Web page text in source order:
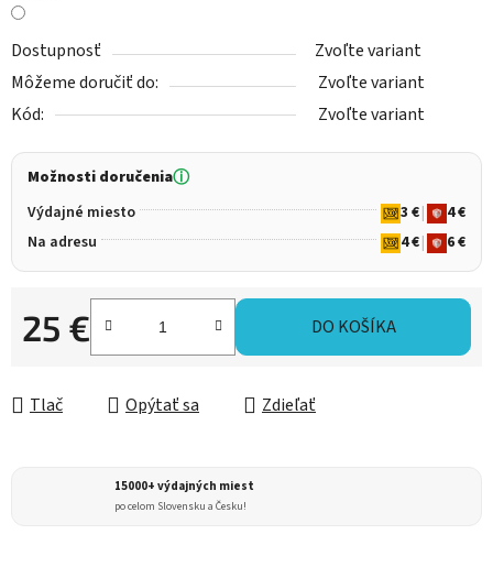
Dostupnosť
Zvoľte variant
Môžeme doručiť do:
Zvoľte variant
Kód:
Zvoľte variant
Možnosti doručeniaⓘ
Výdajné miesto 3 €|
4 €
Na adresu
4 €| 6 €
25 €
Jednotková cena:
DO KOŠÍKA
Tlač Opýtať sa Zdieľať
15000+ výdajných miest
po celom Slovensku a Česku!